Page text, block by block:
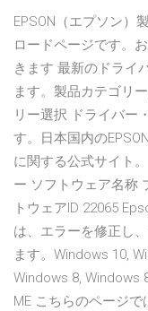
EPSON（エプソン）
ロードページです。
きます 最新のドライ
ます。製品カテゴリ
リー選択 ドライバー
す。日本国内の
に関する公式サイト
ー ソフトウェア名称
トウェアID 22065
は、エラーを修正し
ます。Windows 10,
Windows 8, Windows
ME こちらのページ